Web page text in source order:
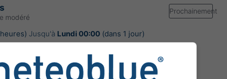
modéré
Prochainement
Jusqu'à Lundi 00:00(dans 1 jour)